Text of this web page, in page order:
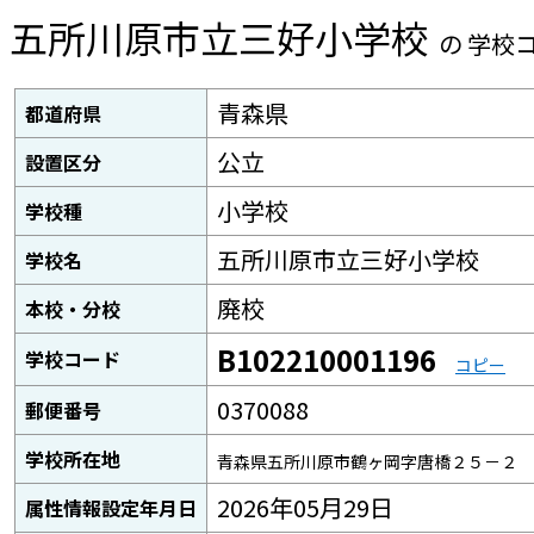
五所川原市立三好小学校 の 学校
都道府県 青森県
設置区分 公立
学校種 小学校
学校名 五所川原市立三好小学校
本校・分校 廃校
学校コード B102210001196 コピー
郵便番号 0370088
学校所在地 青森県五所川原市鶴ヶ岡字唐橋２５－２
属性情報設定年月日 2026年05月29日